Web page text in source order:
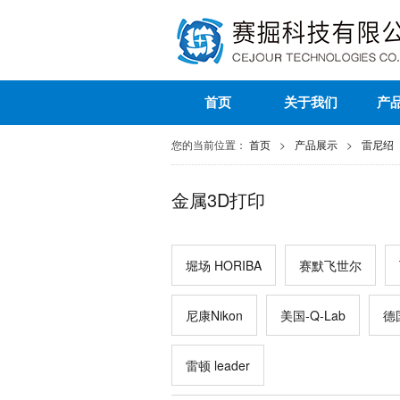
首页 关于我们 产
您的当前位置： 首页 > 产品展示 > 雷尼绍
金属3D打印
堀场 HORIBA 赛默飞世尔
尼康Nikon 美国-Q-Lab 德
雷顿 leader